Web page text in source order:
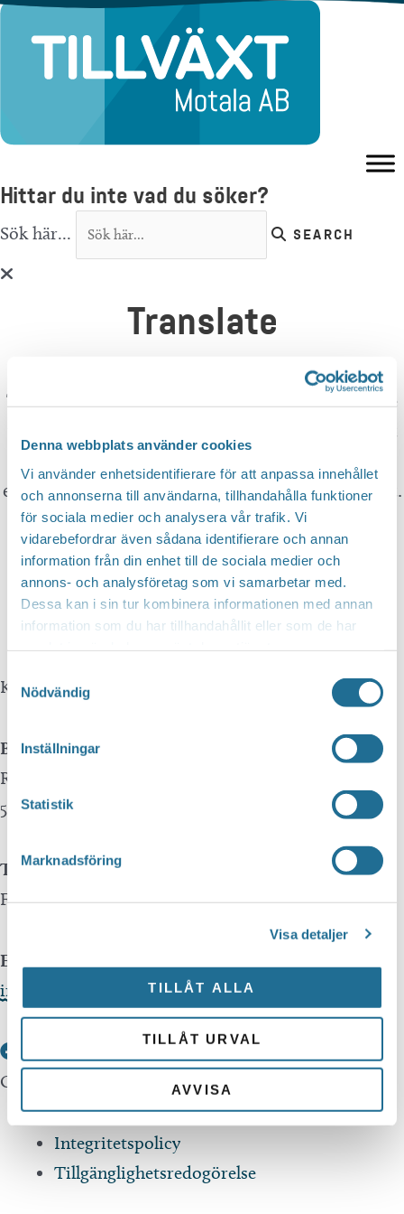
Denna webbplats använder cookies
Vi använder enhetsidentifierare för att anpassa innehållet
och annonserna till användarna, tillhandahålla funktioner
för sociala medier och analysera vår trafik. Vi
vidarebefordrar även sådana identifierare och annan
information från din enhet till de sociala medier och
annons- och analysföretag som vi samarbetar med.
Dessa kan i sin tur kombinera informationen med annan
information som du har tillhandahållit eller som de har
Nödvändig
Inställningar
Statistik
Marknadsföring
Visa detaljer
TILLÅT ALLA
TILLÅT URVAL
AVVISA
Hoppa
innehåll
Hittar du inte vad du söker?
Sök här... SEARCH
Translate
You can translate this website with Google
Translate. It is important to remember that the
translation is being done by a machine and not
by a person. This means that you can never
expect the translation to be 100 percent correct.
Tillväxt Motala is not responsible for any
mistakes in translations performed by Google
Translate.
Kontakta oss
Besöksadress
Repslagaregatan 13C
591 30 Motala
Telefon
Företagsservice 0141-10 12 00
E-post
info@tillvaxtmotala.se
Om webbplatsen
Integritetspolicy
Tillgänglighetsredogörelse